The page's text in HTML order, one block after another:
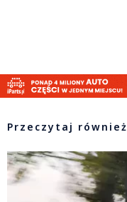
Przeczytaj również